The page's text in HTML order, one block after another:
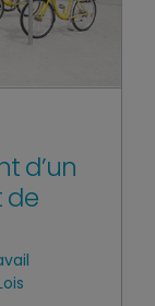
d’un
de